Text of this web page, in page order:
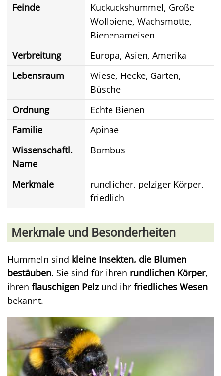
Feinde
Kuckuckshummel, Große
Wollbiene, Wachsmotte,
Bienenameisen
Verbreitung
Europa, Asien, Amerika
Lebensraum
Wiese, Hecke, Garten,
Büsche
Ordnung
Echte Bienen
Familie
Apinae
Wissenschaftl.
Name
Bombus
Merkmale
rundlicher, pelziger Körper,
friedlich
Merkmale und Besonderheiten
Hummeln sind kleine Insekten, die Blumen
bestäuben. Sie sind für ihren rundlichen Körper,
ihren flauschigen Pelzund ihr friedliches Wesen
bekannt.